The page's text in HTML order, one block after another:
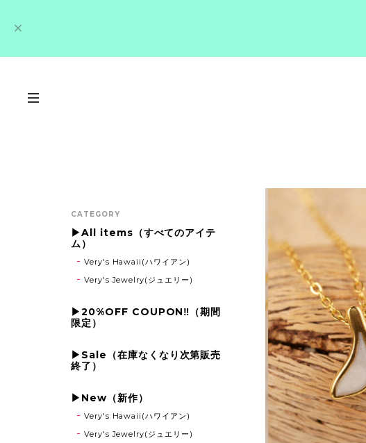
CATEGORY
▶All items（すべてのアイテ
ム）
Very's Hawaii(ハワイアン)
Very's Jewelry(ジュエリー)
▶20%OFF COUPON‼（期間
限定）
▶Sale（在庫なくなり次第販売
終了）
▶New（新作）
Very's Hawaii(ハワイアン)
Very's Jewelry(ジュエリー)